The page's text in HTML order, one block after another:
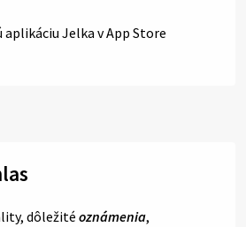
dôležité oznámenia,